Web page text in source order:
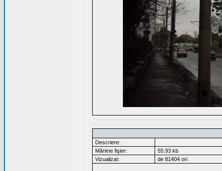
Descriere:
Mărime fişier:
55.93 kb
Vizualizat:
de 81404 ori